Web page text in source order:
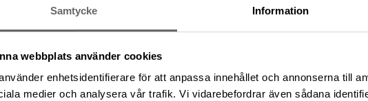
Samtycke Information
webbplats använder cookies
enhetsidentifierare för att anpassa innehållet och annonserna till
medier och analysera vår trafik. Vi vidarebefordrar även sådana
Bj 715
socken
på Catview